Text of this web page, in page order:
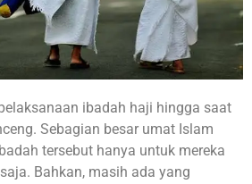
ibadah haji hingga saat
Sebagian besar umat Islam
tersebut hanya untuk mereka
Bahkan, masih ada yang